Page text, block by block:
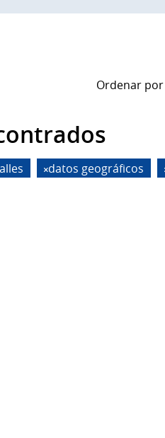
Ordenar por
datos geográficos